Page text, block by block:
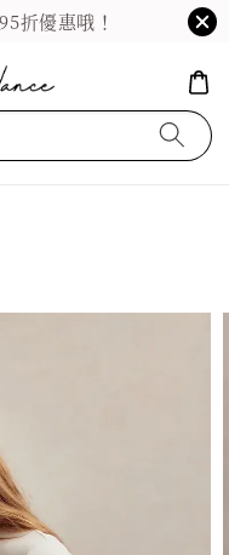
折優惠哦！